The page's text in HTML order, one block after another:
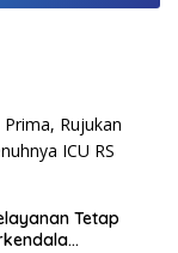
Tetap